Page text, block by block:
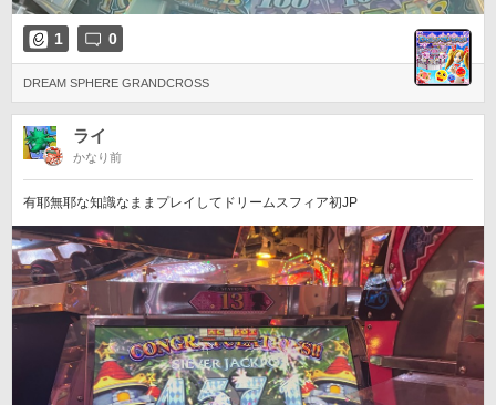
1 0
DREAM SPHERE GRANDCROSS
ライ
かなり前
有耶無耶な知識なままプレイしてドリームスフィア初JP